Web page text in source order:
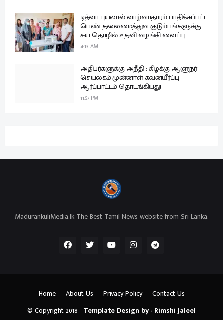
டித்வா புயலால் வாழ்வாதாரம் பாதிக்கப்பட்ட
பெண் தலைமைத்துவ குடும்பங்களுக்கு
சுய தொழில் உதவி வழங்கி வைப்பு
4:13 AM
அதிபர்களுக்கு அநீதி : கிழக்கு ஆளுநர்
செயலகம் முன்னாள் கவனயீர்ப்பு
ஆர்ப்பாட்டம் தொடங்கியது!
11:57 PM
MadurankuliMedia.lk The Best Tamil News website from Sri Lanka.
© Copyright 2018 - Template Design by - Rimshi Jaleel
Home About Us Privacy Policy Contact Us